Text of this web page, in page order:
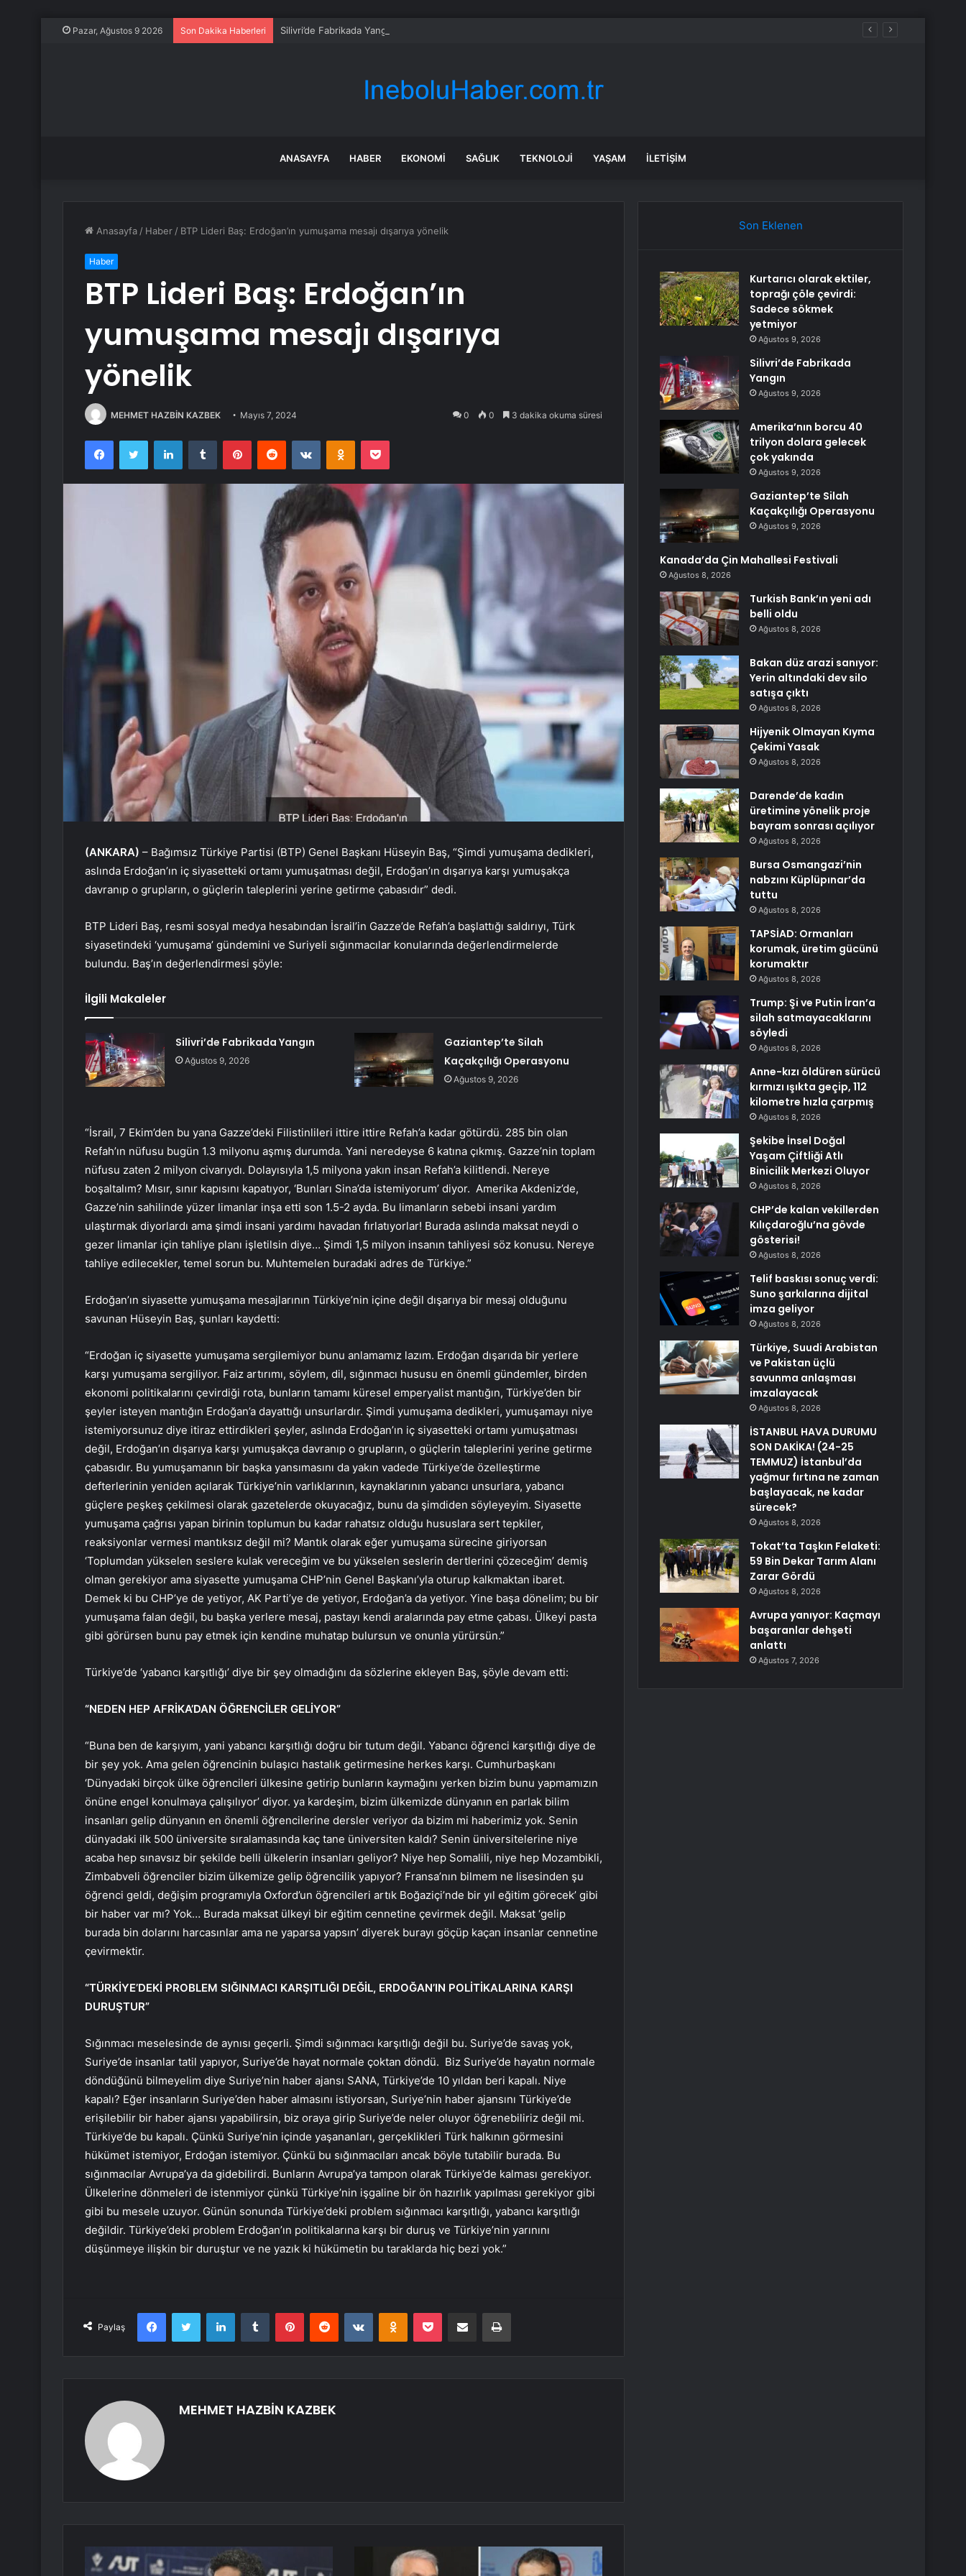
Pazar, Ağustos 9 2026 Son Dakika Haberleri Silivri’de Fabrikada Yangın
ANASAYFA HABER EKONOMI SAĞLIK TEKNOLOJI YAŞAM İLETIŞIM
Anasayfa / Haber / BTP Lideri Baş: Erdoğan’ın yumuşama mesajı dışarıya yönelik
Haber
BTP Lideri Baş: Erdoğan’ın
yumuşama mesajı dışarıya
yönelik
MEHMET HAZBİN KAZBEK Mayıs 7, 2024 0 0 3 dakika okuma süresi
FacebookTwitter LinkedInTumblr PinterestReddit VKontakteOdnoklassniki
Pocket
(ANKARA) – Bağımsız Türkiye Partisi (BTP) Genel Başkanı Hüseyin Baş, “Şimdi yumuşama dedikleri,
aslında Erdoğan’ın iç siyasetteki ortamı yumuşatması değil, Erdoğan’ın dışarıya karşı yumuşakça
davranıp o grupların, o güçlerin taleplerini yerine getirme çabasıdır” dedi.
BTP Lideri Baş, resmi sosyal medya hesabından İsrail’in Gazze’de Refah’a başlattığı saldırıyı, Türk
siyasetindeki ‘yumuşama’ gündemini ve Suriyeli sığınmacılar konularında değerlendirmelerde
bulundu. Baş’ın değerlendirmesi şöyle:
İlgili Makaleler
Silivri’de Fabrikada Yangın
Ağustos 9, 2026
Gaziantep’te Silah
Kaçakçılığı Operasyonu
Ağustos 9, 2026
“İsrail, 7 Ekim’den bu yana Gazze’deki Filistinlileri ittire ittire Refah’a kadar götürdü. 285 bin olan
Refah’ın nüfusu bugün 1.3 milyonu aşmış durumda. Yani neredeyse 6 katına çıkmış. Gazze’nin toplam
nüfusu zaten 2 milyon civarıydı. Dolayısıyla 1,5 milyona yakın insan Refah’a kilitlendi. Nereye
boşaltalım? Mısır, sınır kapısını kapatıyor, ‘Bunları Sina’da istemiyorum’ diyor. Amerika Akdeniz’de,
Gazze’nin sahilinde yüzer limanlar inşa etti son 1.5-2 ayda. Bu limanların sebebi insani yardım
ulaştırmak diyorlardı ama şimdi insani yardımı havadan fırlatıyorlar! Burada aslında maksat neydi o
gezer limanlar için tahliye planı işletilsin diye… Şimdi 1,5 milyon insanın tahliyesi söz konusu. Nereye
tahliye edilecekler, temel sorun bu. Muhtemelen buradaki adres de Türkiye.”
Erdoğan’ın siyasette yumuşama mesajlarının Türkiye’nin içine değil dışarıya bir mesaj olduğunu
savunan Hüseyin Baş, şunları kaydetti:
“Erdoğan iç siyasette yumuşama sergilemiyor bunu anlamamız lazım. Erdoğan dışarıda bir yerlere
karşı yumuşama sergiliyor. Faiz artırımı, söylem, dil, sığınmacı hususu en önemli gündemler, birden
ekonomi politikalarını çevirdiği rota, bunların tamamı küresel emperyalist mantığın, Türkiye’den bir
şeyler isteyen mantığın Erdoğan’a dayattığı unsurlardır. Şimdi yumuşama dedikleri, yumuşamayı niye
istemiyorsunuz diye itiraz ettirdikleri şeyler, aslında Erdoğan’ın iç siyasetteki ortamı yumuşatması
değil, Erdoğan’ın dışarıya karşı yumuşakça davranıp o grupların, o güçlerin taleplerini yerine getirme
çabasıdır. Bu yumuşamanın bir başka yansımasını da yakın vadede Türkiye’de özelleştirme
defterlerinin yeniden açılarak Türkiye’nin varlıklarının, kaynaklarının yabancı unsurlara, yabancı
güçlere peşkeş çekilmesi olarak gazetelerde okuyacağız, bunu da şimdiden söyleyeyim. Siyasette
yumuşama çağrısı yapan birinin toplumun bu kadar rahatsız olduğu hususlara sert tepkiler,
reaksiyonlar vermesi mantıksız değil mi? Mantık olarak eğer yumuşama sürecine giriyorsan
‘Toplumdan yükselen seslere kulak vereceğim ve bu yükselen seslerin dertlerini çözeceğim’ demiş
olman gerekiyor ama siyasette yumuşama CHP’nin Genel Başkanı’yla oturup kalkmaktan ibaret.
Demek ki bu CHP’ye de yetiyor, AK Parti’ye de yetiyor, Erdoğan’a da yetiyor. Yine başa dönelim; bu bir
yumuşama falan değil, bu başka yerlere mesaj, pastayı kendi aralarında pay etme çabası. Ülkeyi pasta
gibi görürsen bunu pay etmek için kendine muhatap bulursun ve onunla yürürsün.”
Türkiye’de ‘yabancı karşıtlığı’ diye bir şey olmadığını da sözlerine ekleyen Baş, şöyle devam etti:
“NEDEN HEP AFRİKA’DAN ÖĞRENCİLER GELİYOR”
“Buna ben de karşıyım, yani yabancı karşıtlığı doğru bir tutum değil. Yabancı öğrenci karşıtlığı diye de
bir şey yok. Ama gelen öğrencinin bulaşıcı hastalık getirmesine herkes karşı. Cumhurbaşkanı
‘Dünyadaki birçok ülke öğrencileri ülkesine getirip bunların kaymağını yerken bizim bunu yapmamızın
önüne engel konulmaya çalışılıyor’ diyor. ya kardeşim, bizim ülkemizde dünyanın en parlak bilim
insanları gelip dünyanın en önemli öğrencilerine dersler veriyor da bizim mi haberimiz yok. Senin
dünyadaki ilk 500 üniversite sıralamasında kaç tane üniversiten kaldı? Senin üniversitelerine niye
acaba hep sınavsız bir şekilde belli ülkelerin insanları geliyor? Niye hep Somalili, niye hep Mozambikli,
Zimbabveli öğrenciler bizim ülkemize gelip öğrencilik yapıyor? Fransa’nın bilmem ne lisesinden şu
öğrenci geldi, değişim programıyla Oxford’un öğrencileri artık Boğaziçi’nde bir yıl eğitim görecek’ gibi
bir haber var mı? Yok… Burada maksat ülkeyi bir eğitim cennetine çevirmek değil. Maksat ‘gelip
burada bin dolarını harcasınlar ama ne yaparsa yapsın’ diyerek burayı göçüp kaçan insanlar cennetine
çevirmektir.
“TÜRKİYE’DEKİ PROBLEM SIĞINMACI KARŞITLIĞI DEĞİL, ERDOĞAN’IN POLİTİKALARINA KARŞI
DURUŞTUR”
Sığınmacı meselesinde de aynısı geçerli. Şimdi sığınmacı karşıtlığı değil bu. Suriye’de savaş yok,
Suriye’de insanlar tatil yapıyor, Suriye’de hayat normale çoktan döndü. Biz Suriye’de hayatın normale
döndüğünü bilmeyelim diye Suriye’nin haber ajansı SANA, Türkiye’de 10 yıldan beri kapalı. Niye
kapalı? Eğer insanların Suriye’den haber almasını istiyorsan, Suriye’nin haber ajansını Türkiye’de
erişilebilir bir haber ajansı yapabilirsin, biz oraya girip Suriye’de neler oluyor öğrenebiliriz değil mi.
Türkiye’de bu kapalı. Çünkü Suriye’nin içinde yaşananları, gerçeklikleri Türk halkının görmesini
hükümet istemiyor, Erdoğan istemiyor. Çünkü bu sığınmacıları ancak böyle tutabilir burada. Bu
sığınmacılar Avrupa’ya da gidebilirdi. Bunların Avrupa’ya tampon olarak Türkiye’de kalması gerekiyor.
Ülkelerine dönmeleri de istenmiyor çünkü Türkiye’nin işgaline bir ön hazırlık yapılması gerekiyor gibi
gibi bu mesele uzuyor. Günün sonunda Türkiye’deki problem sığınmacı karşıtlığı, yabancı karşıtlığı
değildir. Türkiye’deki problem Erdoğan’ın politikalarına karşı bir duruş ve Türkiye’nin yarınını
düşünmeye ilişkin bir duruştur ve ne yazık ki hükümetin bu taraklarda hiç bezi yok.”
Paylaş
FacebookTwitter LinkedInTumblr PinterestReddit VKontakteOdnoklassniki
Pocket E-Posta ile paylaş Yazdır
MEHMET HAZBİN KAZBEK
Son Eklenen
Kurtarıcı olarak ektiler,
toprağı çöle çevirdi:
Sadece sökmek
yetmiyor
Ağustos 9, 2026
Silivri’de Fabrikada
Yangın
Ağustos 9, 2026
Amerika’nın borcu 40
trilyon dolara gelecek
çok yakında
Ağustos 9, 2026
Gaziantep’te Silah
Kaçakçılığı Operasyonu
Ağustos 9, 2026
Kanada’da Çin Mahallesi Festivali
Ağustos 8, 2026
Turkish Bank’ın yeni adı
belli oldu
Ağustos 8, 2026
Bakan düz arazi sanıyor:
Yerin altındaki dev silo
satışa çıktı
Ağustos 8, 2026
Hijyenik Olmayan Kıyma
Çekimi Yasak
Ağustos 8, 2026
Darende’de kadın
üretimine yönelik proje
bayram sonrası açılıyor
Ağustos 8, 2026
Bursa Osmangazi’nin
nabzını Küplüpınar’da
tuttu
Ağustos 8, 2026
TAPSİAD: Ormanları
korumak, üretim gücünü
korumaktır
Ağustos 8, 2026
Trump: Şi ve Putin İran’a
silah satmayacaklarını
söyledi
Ağustos 8, 2026
Anne-kızı öldüren sürücü
kırmızı ışıkta geçip, 112
kilometre hızla çarpmış
Ağustos 8, 2026
Şekibe İnsel Doğal
Yaşam Çiftliği Atlı
Binicilik Merkezi Oluyor
Ağustos 8, 2026
CHP’de kalan vekillerden
Kılıçdaroğlu’na gövde
gösterisi!
Ağustos 8, 2026
Telif baskısı sonuç verdi:
Suno şarkılarına dijital
imza geliyor
Ağustos 8, 2026
Türkiye, Suudi Arabistan
ve Pakistan üçlü
savunma anlaşması
imzalayacak
Ağustos 8, 2026
İSTANBUL HAVA DURUMU
SON DAKİKA! (24-25
TEMMUZ) İstanbul’da
yağmur fırtına ne zaman
başlayacak, ne kadar
sürecek?
Ağustos 8, 2026
Tokat’ta Taşkın Felaketi:
59 Bin Dekar Tarım Alanı
Zarar Gördü
Ağustos 8, 2026
Avrupa yanıyor: Kaçmayı
başaranlar dehşeti
anlattı
Ağustos 7, 2026